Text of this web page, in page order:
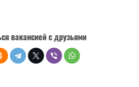
вакансией с друзьями